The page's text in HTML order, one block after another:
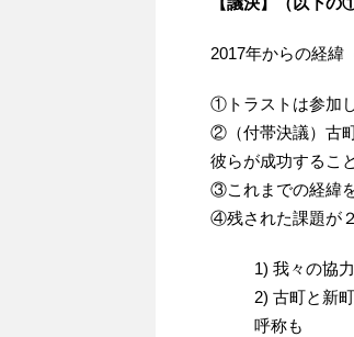
2017年からの経緯
①トラストは参加
②（付帯決議）古
彼らが成功するこ
③これまでの経緯
④残された課題が
1) 我々の協
2) 古町と新
呼称も